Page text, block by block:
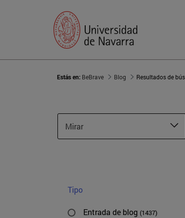
Estás en: BeBrave Blog Resultados de
Mirar
Tipo
Entrada de blog (1437)